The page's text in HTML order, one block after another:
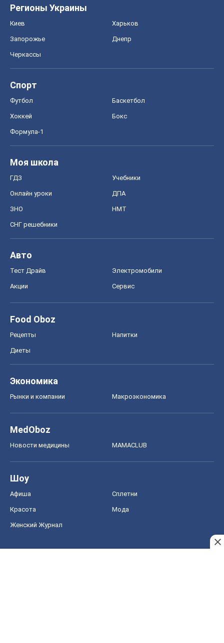
Регионы Украины
Киев Харьков
Запорожье Днепр
Черкассы
Спорт
Футбол Баскетбол
Хоккей Бокс
Формула-1
Моя школа
ГДЗ Учебники
Онлайн уроки ДПА
ЗНО НМТ
СНГ решебники
Авто
Тест Драйв Электромобили
Акции Сервис
Food Oboz
Рецепты Напитки
Диеты
Экономика
Рынки и компании Mакроэкономика
MedOboz
Новости медицины MAMACLUB
Шоу
Афиша Сплетни
Красота Мода
Женский Журнал